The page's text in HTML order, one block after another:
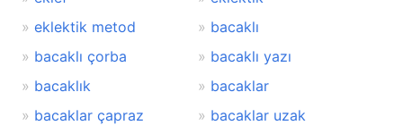
eklektik metod
bacaklı
bacaklı çorba
bacaklı yazı
bacaklık
bacaklar
bacaklar çapraz
bacaklar uzak